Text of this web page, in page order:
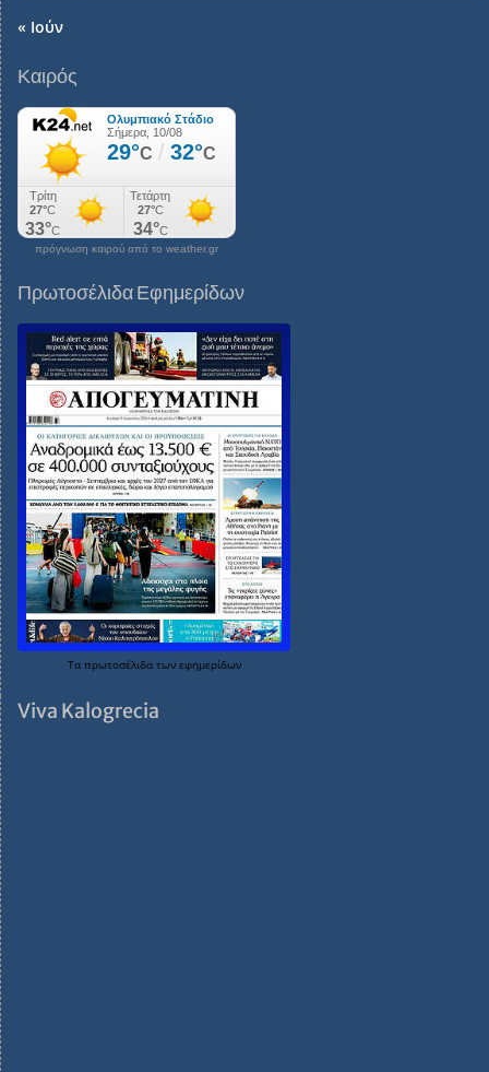
« Ιούν
Καιρός
πρόγνωση καιρού από το weather.gr
Πρωτοσέλιδα Εφημερίδων
Τα πρωτοσέλιδα των εφημερίδων
Viva Kalogrecia